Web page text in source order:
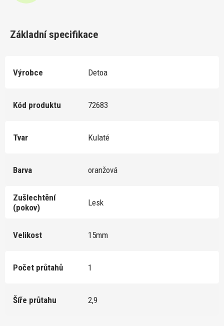
Základní specifikace
Výrobce Detoa
Kód produktu 72683
Tvar Kulaté
Barva oranžová
Zušlechtění
(pokov)
Lesk
Velikost 15mm
Počet průtahů 1
Šíře průtahu 2,9